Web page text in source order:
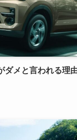
ダメと言われる理